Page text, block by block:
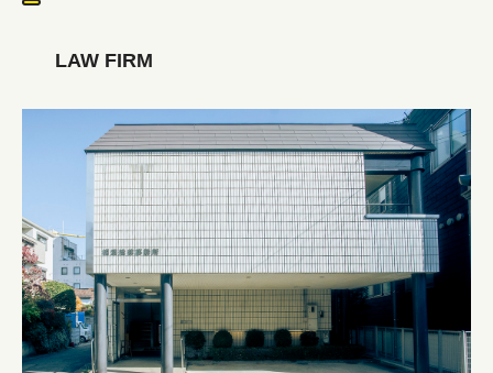
LAW FIRM